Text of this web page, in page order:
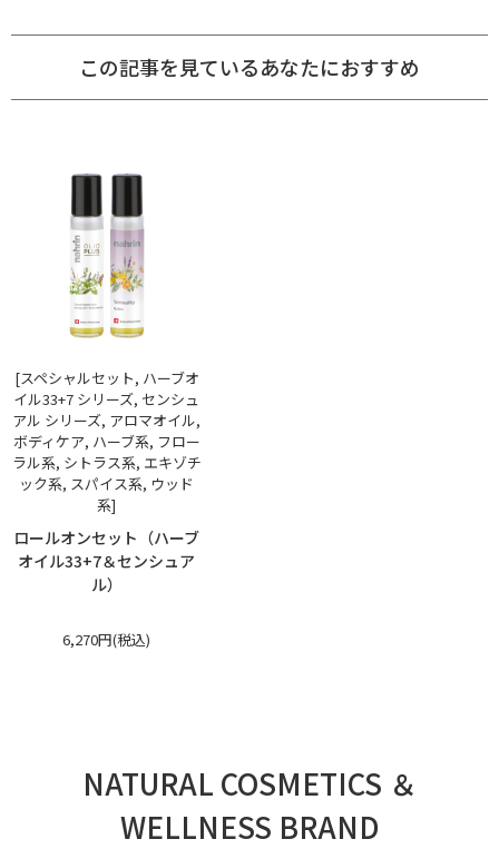
この記事を見ているあなたにおすすめ
[スペシャルセット, ハーブオ
イル33+7 シリーズ, センシュ
アル シリーズ, アロマオイル,
ボディケア, ハーブ系, フロー
ラル系, シトラス系, エキゾチ
ック系, スパイス系, ウッド
系]
ロールオンセット（ハーブ
オイル33+7＆センシュア
ル）
6,270円(税込)
NATURAL COSMETICS ＆
WELLNESS BRAND